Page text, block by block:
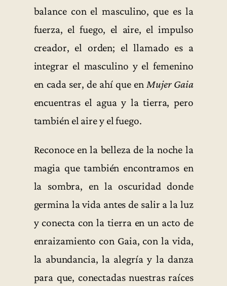
balance con el masculino, que es la
fuerza, el fuego, el aire, el impulso
creador, el orden; el llamado es a
integrar el masculino y el femenino
en cada ser, de ahí que enMujer Gaia
encuentras el agua y la tierra, pero
también el aire y el fuego.
Reconoce en la belleza de la noche la
magia que también encontramos en
la sombra, en la oscuridad donde
germina la vida antes de salir a la luz
y conecta con la tierra en un acto de
enraizamiento con Gaia, con la vida,
la abundancia, la alegría y la danza
para que, conectadas nuestras raíces